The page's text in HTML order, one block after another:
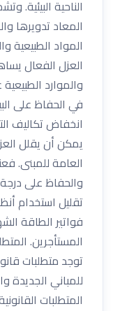
الناحية
المعاد تدويرها
المواد الطبيعية
العزل الفعال
والموارد
في الحفاظ على
انخفاض تكاليف
يمكن أن يقلل
العامة للمبنى.
والحفاظ على
تقليل استخدام
فواتير الطاقة
المستأجرين.
توجد متطلبات
للمباني الجديدة
المتطلبات